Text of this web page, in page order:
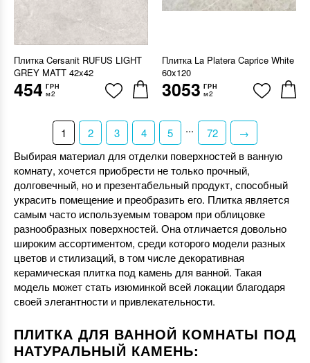
Плитка Cersanit RUFUS LIGHT
GREY MATT 42x42
454 ГРН
м2
Плитка La Platera Caprice White
60x120
3053 ГРН
м2
1 2 3 4 5 ... 72
→
Выбирая материал для отделки поверхностей в ванную
комнату, хочется приобрести не только прочный,
долговечный, но и презентабельный продукт, способный
украсить помещение и преобразить его. Плитка является
самым часто используемым товаром при облицовке
разнообразных поверхностей. Она отличается довольно
широким ассортиментом, среди которого модели разных
цветов и стилизаций, в том числе декоративная
керамическая плитка под камень для ванной. Такая
модель может стать изюминкой всей локации благодаря
своей элегантности и привлекательности.
ПЛИТКА ДЛЯ ВАННОЙ КОМНАТЫ ПОД
НАТУРАЛЬНЫЙ КАМЕНЬ: